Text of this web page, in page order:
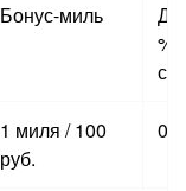
Бонус-миль
% к
1 миля / 100
руб.